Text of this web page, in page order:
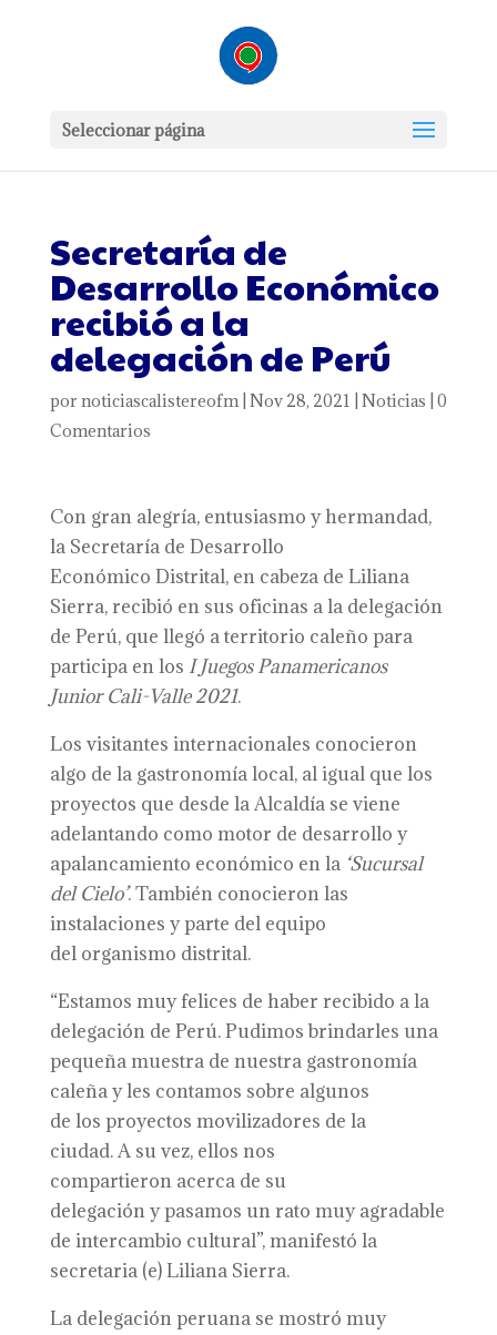
Seleccionar página
Secretaría de
Desarrollo Económico
recibió a la
delegación de Perú
por noticiascalistereofm| Nov 28, 2021 Noticias 0
Comentarios
Con gran alegría, entusiasmo y hermandad,
la Secretaría de Desarrollo
Económico Distrital, en cabeza de Liliana
Sierra, recibió en sus oficinas a la delegación
de Perú, que llegó a territorio caleño para
participa en los I Juegos Panamericanos
JuniorCali-Valle2021.
Los visitantes internacionales conocieron
algo de la gastronomía local, al igual que los
proyectos que desde la Alcaldía se viene
adelantando como motor de desarrollo y
apalancamiento económico en la ‘Sucursal
delCielo’. También conocieron las
instalaciones y parte del equipo
del organismo distrital.
“Estamos muy felices de haber recibido a la
delegación de Perú. Pudimos brindarles una
pequeña muestra de nuestra gastronomía
caleña y les contamos sobre algunos
de los proyectos movilizadores de la
ciudad. A su vez, ellos nos
compartieron acerca de su
delegación y pasamos un rato muy agradable
de intercambio cultural”, manifestó la
secretaria (e) Liliana Sierra.
La delegación peruana se mostró muy